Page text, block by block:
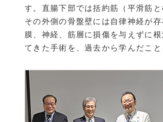
す。直腸下部では括約筋（平滑筋
その外側の骨盤壁には自律神経が
膜、神経、筋層に損傷を与えずに
てきた手術を、過去から学んだこ